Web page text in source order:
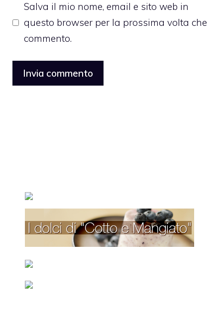
Salva il mio nome, email e sito web in
questo browser per la prossima volta che
commento.